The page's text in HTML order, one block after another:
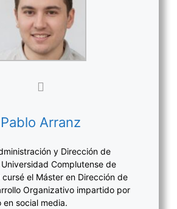
Pablo Arranz
y Dirección de
Complutense de
el Máster en Dirección de
Organizativo impartido por
en social media.